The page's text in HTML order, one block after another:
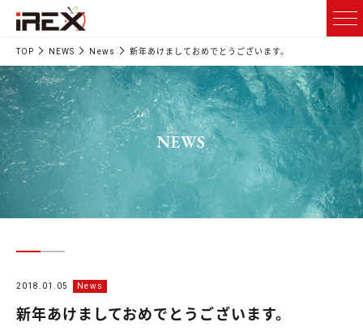
TOP NEWS News 新年あけましておめでとうございます。
NEWS
2018.01.05 News
新年あけましておめでとうございます。